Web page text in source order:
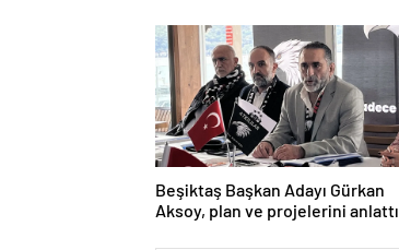
Beşiktaş Başkan Adayı Gürkan
Aksoy, plan ve projelerini anlattı